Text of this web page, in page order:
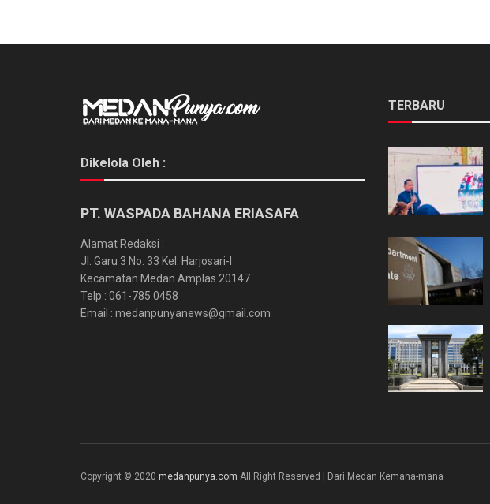
Dikelola Oleh :
PT. WASPADA BAHANA ERIASAFA
Alamat Redaksi :
Jl. Garu 3 No. 33 Kel. Harjosari-I
Kecamatan Medan Amplas 20147
Telp : 061-785 0458
Email : medanpunyanews@gmail.com
TERBARU
Copyright © 2020 medanpunya.com All Right Reserved | Dari Medan Kemana-mana